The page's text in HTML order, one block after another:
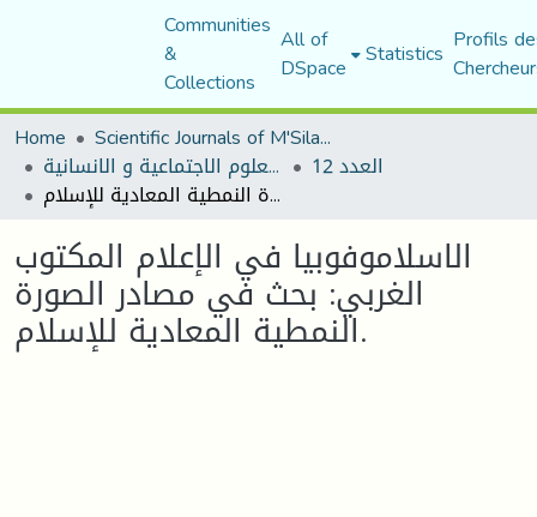
Communities
&
Collections
All of
DSpace Statistics Profils
Home
Scientific Journals of M'Sila University
مجلة العلوم الاجتماعية و الانسانية العدد 12
الاسلاموفوبيا في الإعلام المكتوب الغربي: بحث في مصادر الصورة النمطية المعادية للإسلام.
الاسلاموفوبيا في الإعلام المكتوب
الغربي: بحث في مصادر الصورة
النمطية المعادية للإسلام.